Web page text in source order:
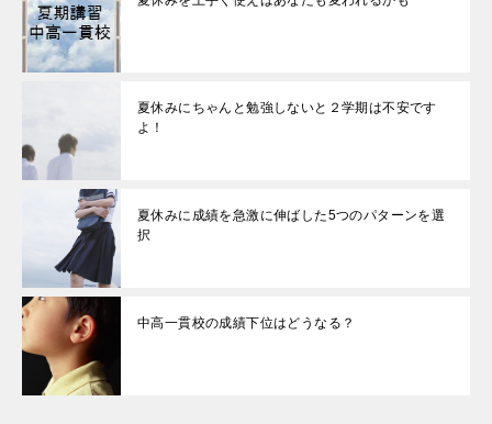
夏休みにちゃんと勉強しないと２学期は不安です
よ！
夏休みに成績を急激に伸ばした5つのパターンを選
択
中高一貫校の成績下位はどうなる？